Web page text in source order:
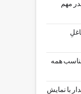
مهم
همه
با نمایش